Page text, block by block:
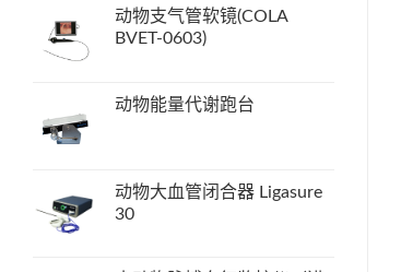
动物支气管软镜(COLA
BVET-0603)
动物能量代谢跑台
动物大血管闭合器 Ligasure
30